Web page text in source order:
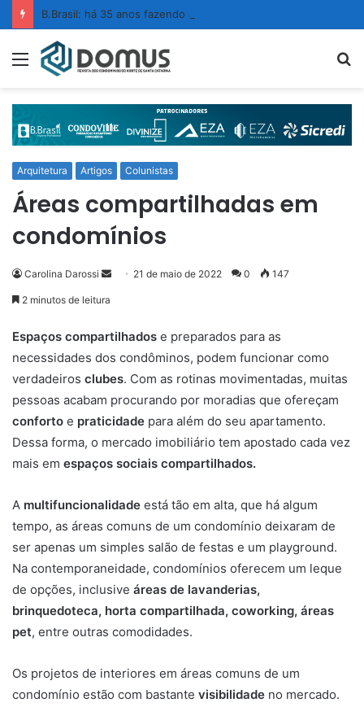
Menu
Arquitetura Artigos Colunistas
Áreas compartilhadas em
condomínios
Carolina Darossi
d
e
e
m
a
l
21 de maio de 2022 0 147
2 minutos de leitura
Espaços compartilhados e preparados para as
necessidades dos condôminos, podem funcionar como
verdadeiros clubes. Com as rotinas movimentadas, muitas
pessoas acabam procurando por moradias que ofereçam
conforto e praticidade para além do seu apartamento.
Dessa forma, o mercado imobiliário tem apostado cada vez
mais em espaços sociais compartilhados.
A multifuncionalidade está tão em alta, que há algum
tempo, as áreas comuns de um condomínio deixaram de
ser apenas um simples salão de festas e um playground.
Na contemporaneidade, condomínios oferecem um leque
de opções, inclusive áreas de lavanderias,
brinquedoteca, horta compartilhada, coworking, áreas
pet, entre outras comodidades.
Os projetos de interiores em áreas comuns de um
condomínio estão com bastante visibilidade no mercado.